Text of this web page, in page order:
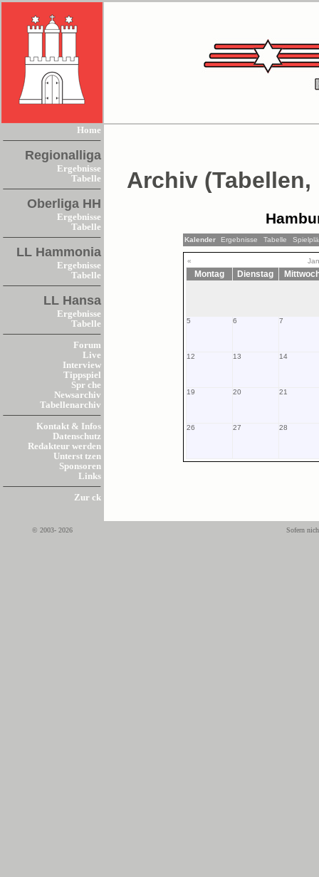
Home
Regionalliga
Ergebnisse
Tabelle
Oberliga HH
Ergebnisse
Tabelle
LL Hammonia
Ergebnisse
Tabelle
LL Hansa
Ergebnisse
Tabelle
Forum
Live
Interview
Tippspiel
Spr che
Newsarchiv
Tabellenarchiv
Kontakt & Infos
Datenschutz
Redakteur werden
Unterst tzen
Sponsoren
Links
Zur ck
Archiv
Kalender Ergebnisse Tabelle
«
Montag Dienstag
5 6 7
12 13 14
19 20 21
26 27 28
© 2003- 2026 Sofern